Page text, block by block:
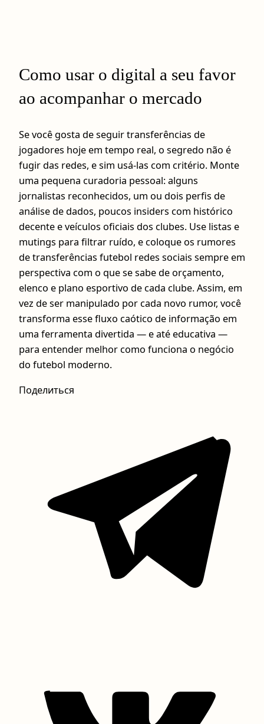
Como usar o digital a seu favor
ao acompanhar o mercado
Se você gosta de seguir transferências de
jogadores hoje em tempo real, o segredo não é
fugir das redes, e sim usá-las com critério. Monte
uma pequena curadoria pessoal: alguns
jornalistas reconhecidos, um ou dois perfis de
análise de dados, poucos insiders com histórico
decente e veículos oficiais dos clubes. Use listas e
mutings para filtrar ruído, e coloque os rumores
de transferências futebol redes sociais sempre em
perspectiva com o que se sabe de orçamento,
elenco e plano esportivo de cada clube. Assim, em
vez de ser manipulado por cada novo rumor, você
transforma esse fluxo caótico de informação em
uma ferramenta divertida — e até educativa —
para entender melhor como funciona o negócio
do futebol moderno.
Поделиться